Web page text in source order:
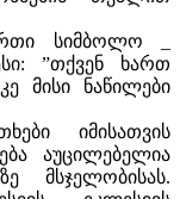
სიმბოლო _
”თქვენ ხართ
მისი ნაწილები
იმისათვის
აუცილებელია
მსჯელობისას.